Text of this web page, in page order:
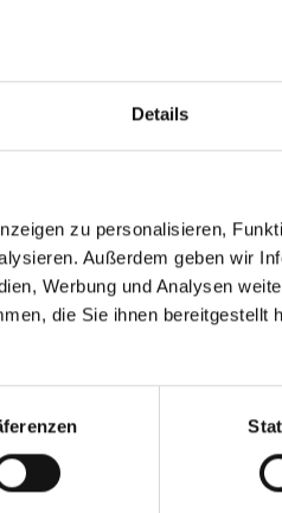
Details
zu personalisieren,
Außerdem geben wir
Werbung und Analysen
die Sie ihnen bereitgestellt